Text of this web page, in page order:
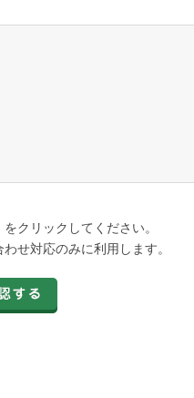
クリックしてください。
せ対応のみに利用します。